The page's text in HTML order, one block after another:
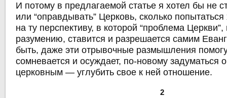
И потому в предлагаемой статье я хотел бы не
или “оправдывать” Церковь, сколько
на ту перспективу, в которой “проблема
разумению, ставится и разрешается самим
быть, даже эти отрывочные размышления
сомневается и осуждает, по-новому
церковным — углубить свое к ней отношение.
2